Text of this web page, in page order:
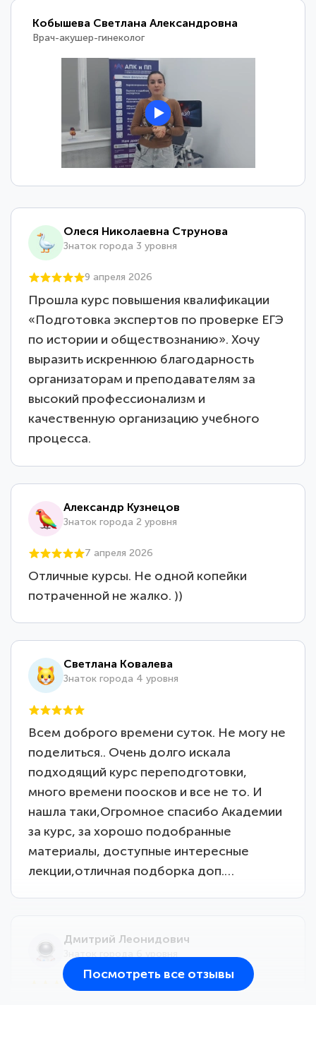
Кобышева Светлана Александровна
Врач-акушер-гинеколог
Олеся Николаевна Струнова
Знаток города 3 уровня
9 апреля 2026
Прошла курс повышения квалификации
«Подготовка экспертов по проверке ЕГЭ
по истории и обществознанию». Хочу
выразить искреннюю благодарность
организаторам и преподавателям за
высокий профессионализм и
качественную организацию учебного
процесса.
Александр Кузнецов
Знаток города 2 уровня
7 апреля 2026
Отличные курсы. Не одной копейки
потраченной не жалко. ))
Светлана Ковалева
Знаток города 4 уровня
Всем доброго времени суток. Не могу не
поделиться.. Очень долго искала
подходящий курс переподготовки,
много времени поосков и все не то. И
нашла таки,Огромное спасибо Академии
за курс, за хорошо подобранные
материалы, доступные интересные
лекции,отличная подборка доп.…
Дмитрий Леонидович
Посмотреть все отзывы